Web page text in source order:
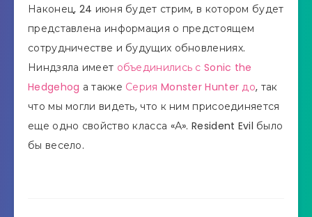
Наконец, 24 июня будет стрим, в котором будет
представлена ​​информация о предстоящем
сотрудничестве и будущих обновлениях.
Ниндзяла имеет объединились с Sonic the
Hedgehog а также Серия Monster Hunter до, так
что мы могли видеть, что к ним присоединяется
еще одно свойство класса «А». Resident Evil было
бы весело.